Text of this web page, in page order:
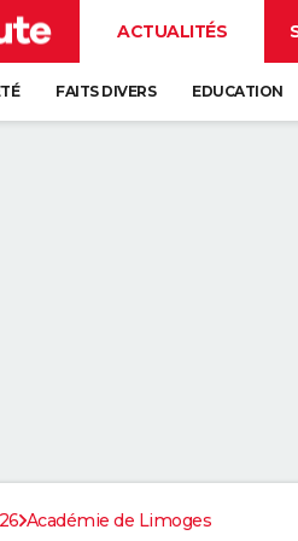
ACTUALITÉS
FAITS DIVERS EDUCATION
Académie de Limoges